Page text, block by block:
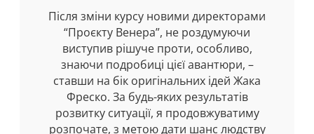
Після зміни курсу новими директорами
“Проєкту Венера”, не роздумуючи
виступив рішуче проти, особливо,
знаючи подробиці цієї авантюри, –
ставши на бік оригінальних ідей Жака
Фреско. За будь-яких результатів
розвитку ситуації, я продовжуватиму
розпочате, з метою дати шанс людству